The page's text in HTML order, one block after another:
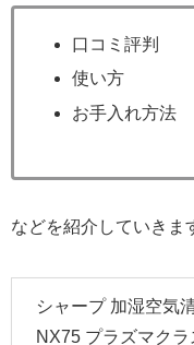
口コミ評判
使い方
お手入れ方法
などを紹介していきま
シャープ 加湿空気
NX75 プラズマクラ